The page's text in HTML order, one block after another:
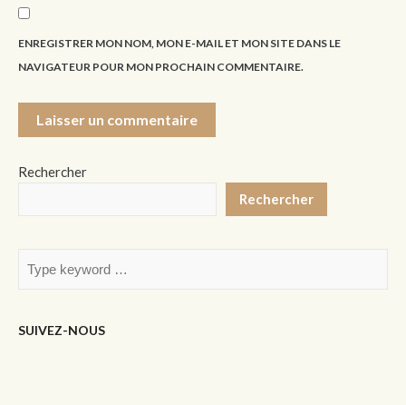
ENREGISTRER MON NOM, MON E-MAIL ET MON SITE DANS LE
NAVIGATEUR POUR MON PROCHAIN COMMENTAIRE.
Rechercher
Rechercher
SUIVEZ-NOUS